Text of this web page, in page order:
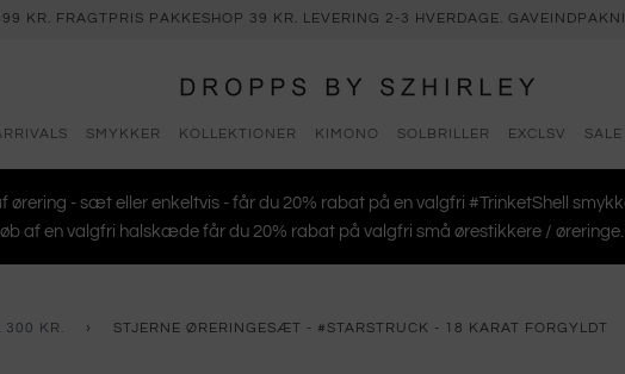
KR. FRAGTPRIS PAKKESHOP 39 KR. LEVERING 2-3 HVERDAGE.
SMYKKER KOLLEKTIONER KIMONO SOLBRILLER EXCLSV SALE
ørering - sæt eller enkeltvis - får du 20% rabat på en valgfri #TrinketShell
af en valgfri halskæde får du 20% rabat på valgfri små ørestikkere / øreringe.
300 KR. › STJERNE ØRERINGESÆT - #STARSTRUCK - 18 KARAT FORGYLDT